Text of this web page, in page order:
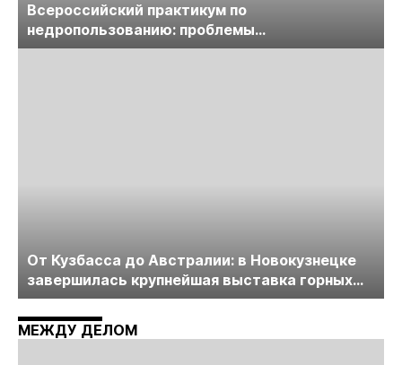
Всероссийский практикум по
недропользованию: проблемы
лицензирования, цифровизации, экспертизы
От Кузбасса до Австралии: в Новокузнецке
завершилась крупнейшая выставка горных
технологий «Недра России. Уголь России и
Майнинг»
МЕЖДУ ДЕЛОМ